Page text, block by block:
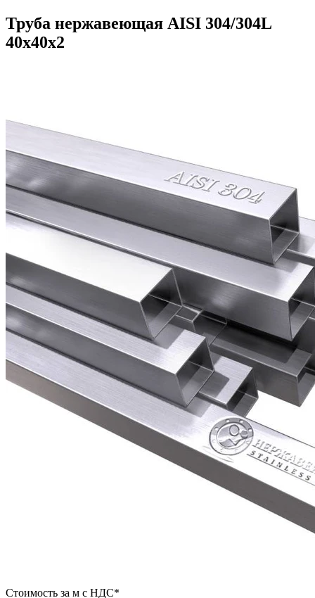
Труба нержавеющая AISI 304/304L
40х40х2
Стоимость за м с НДС*